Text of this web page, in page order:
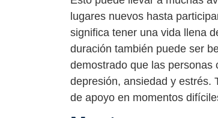
lugares nuevos hasta
significa tener una vida llena
duración también puede ser
demostrado que las personas
depresión, ansiedad y estrés.
de apoyo en momentos